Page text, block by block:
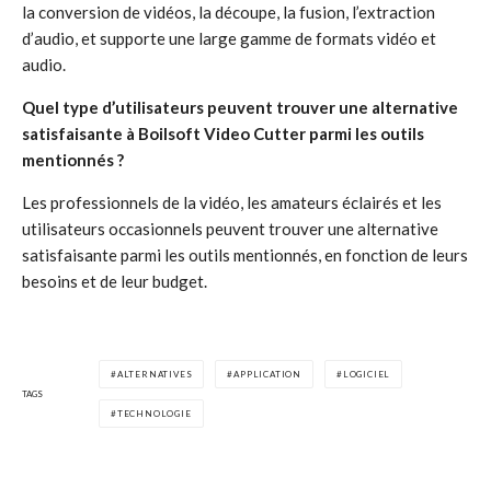
la conversion de vidéos, la découpe, la fusion, l’extraction
d’audio, et supporte une large gamme de formats vidéo et
audio.
Quel type d’utilisateurs peuvent trouver une alternative
satisfaisante à Boilsoft Video Cutter parmi les outils
mentionnés ?
Les professionnels de la vidéo, les amateurs éclairés et les
utilisateurs occasionnels peuvent trouver une alternative
satisfaisante parmi les outils mentionnés, en fonction de leurs
besoins et de leur budget.
TAGS
ALTERNATIVES APPLICATION LOGICIEL
TECHNOLOGIE